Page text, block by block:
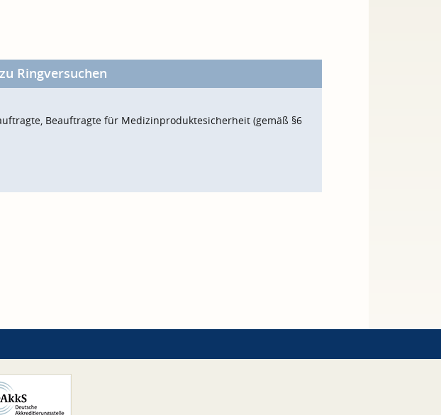
Ringversuchen
Beauftragte für Medizinproduktesicherheit (gemäß §6